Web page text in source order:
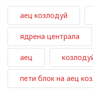
аец козлодуй
ядрена централа
аец
пети блок на аец